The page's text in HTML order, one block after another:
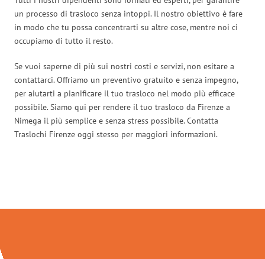
un processo di trasloco senza intoppi. Il nostro obiettivo è fare
in modo che tu possa concentrarti su altre cose, mentre noi ci
occupiamo di tutto il resto.
Se vuoi saperne di più sui nostri costi e servizi, non esitare a
contattarci. Offriamo un preventivo gratuito e senza impegno,
per aiutarti a pianificare il tuo trasloco nel modo più efficace
possibile. Siamo qui per rendere il tuo trasloco da Firenze a
Nimega il più semplice e senza stress possibile. Contatta
Traslochi Firenze oggi stesso per maggiori informazioni.